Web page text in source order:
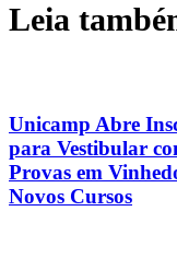
Leia
Unicamp Abre
para Vestibular
Provas em
Novos Cursos